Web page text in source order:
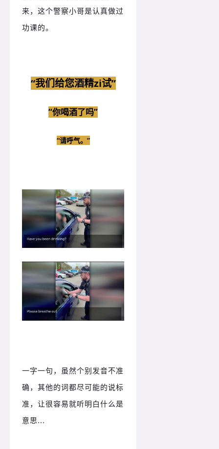
来，这个警察小哥是认真做过
功课的。
“我们给您酒精zi试”
“你喝酒了吗”
“请呼气。 ”
一字一句，虽然个别发音不准
确，其他的词都尽可能的说标
准，让很容易就听明白什么是
意思...